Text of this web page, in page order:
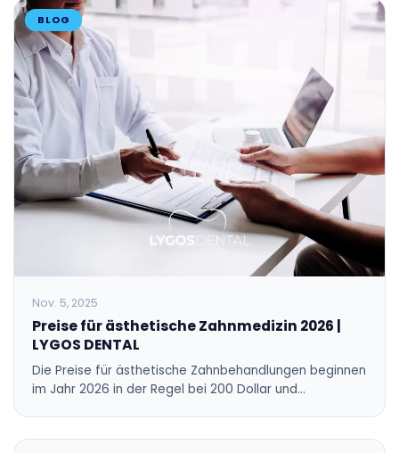
BLOG
Nov. 5, 2025
Preise für ästhetische Zahnmedizin 2026 |
LYGOS DENTAL
Die Preise für ästhetische Zahnbehandlungen beginnen
im Jahr 2026 in der Regel bei 200 Dollar und…